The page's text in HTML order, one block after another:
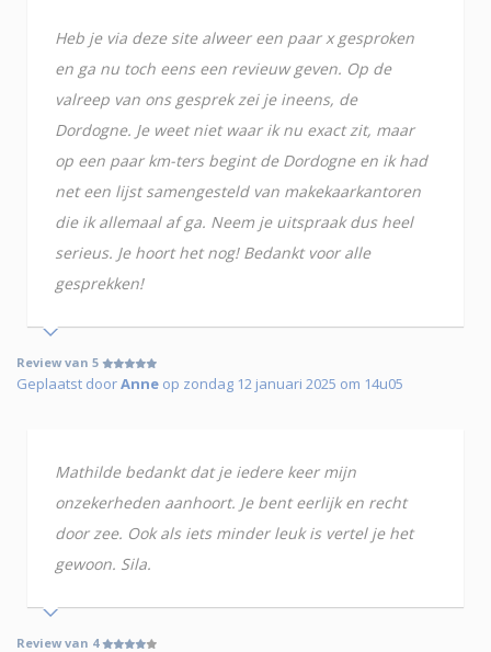
Heb je via deze site alweer een paar x gesproken
en ga nu toch eens een revieuw geven. Op de
valreep van ons gesprek zei je ineens, de
Dordogne. Je weet niet waar ik nu exact zit, maar
op een paar km-ters begint de Dordogne en ik had
net een lijst samengesteld van makekaarkantoren
die ik allemaal af ga. Neem je uitspraak dus heel
serieus. Je hoort het nog! Bedankt voor alle
gesprekken!
Review van 5
Geplaatst doorAnne op zondag 12 januari 2025 om 14u05
Mathilde bedankt dat je iedere keer mijn
onzekerheden aanhoort. Je bent eerlijk en recht
door zee. Ook als iets minder leuk is vertel je het
gewoon. Sila.
Review van 4